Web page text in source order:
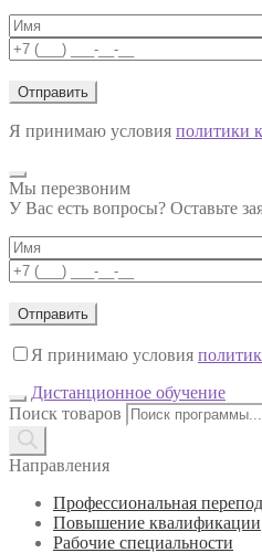
Я принимаю условия политики
Мы перезвоним
У Вас есть вопросы? Оставьте
Я принимаю условия
Дистанционное обучение
Поиск товаров
Направления
Профессиональная
Повышение квалификации
Рабочие специальности